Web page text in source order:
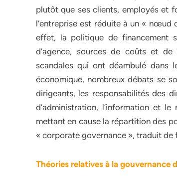
plutôt que ses clients, employés et
l’entreprise est réduite à un « nœud
effet, la politique de financement
d’agence, sources de coûts et
scandales qui ont déambulé dans
économique, nombreux débats se
dirigeants, les responsabilités des
d’administration, l’information et
mettant en cause la répartition des
« corporate governance », traduit de
Théories relatives à la gouvernance